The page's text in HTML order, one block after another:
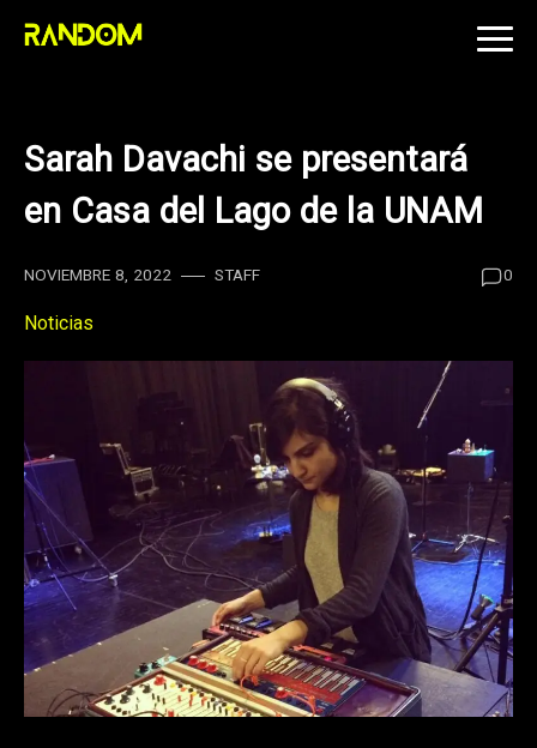
Skip
Sarah Davachi se presentará
en Casa del Lago de la UNAM
NOVIEMBRE 8, 2022 STAFF 0
Noticias